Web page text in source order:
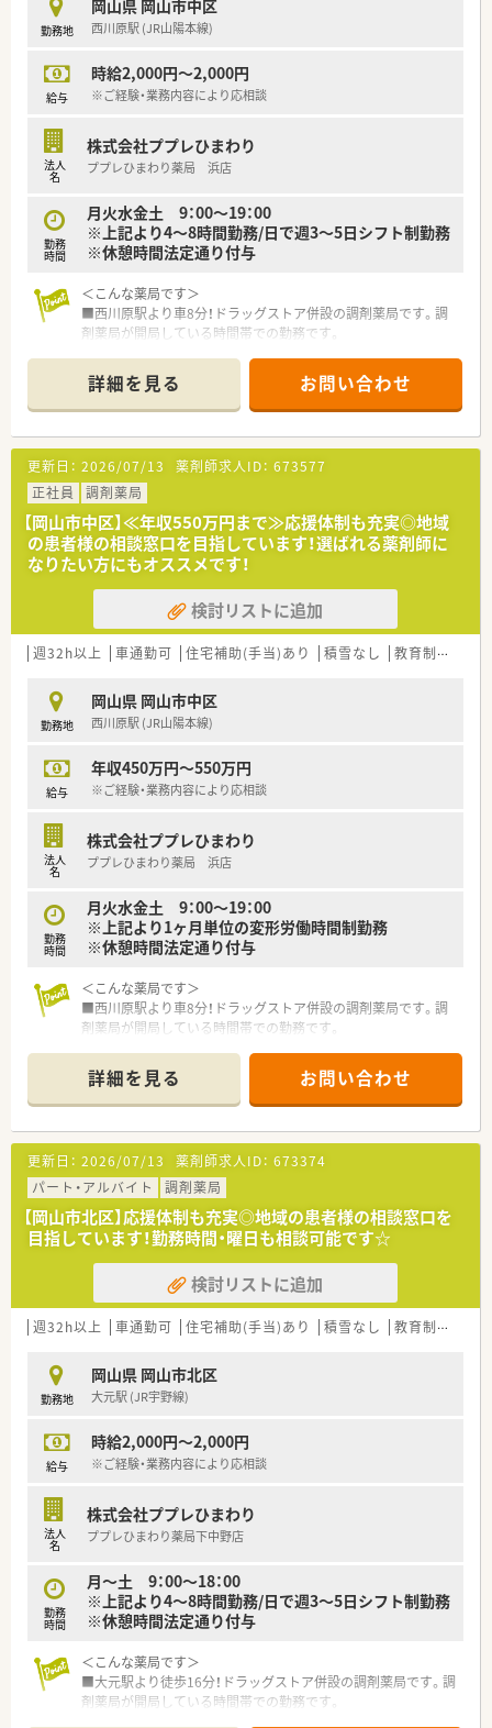
有給取得率も高く、自己啓発休暇も含め、年間120日以上の
休暇取得が可能な法人となります。
＜こんな方にもオススメ＞
■勤務時間や日数の相談をしたい方
等々…
少しでも気になった方はお問い合わせくださいませ！
勤務地
岡山県 岡山市中区
西川原駅 (JR山陽本線)
給与
時給2,000円～2,000円
※ご経験・業務内容により応相談
法人
名
株式会社ププレひまわり
ププレひまわり薬局 浜店
勤務
時間
月火水金土 9：00～19：00
※上記より4～8時間勤務/日で週3～5日シフト制勤務
※休憩時間法定通り付与
＜こんな薬局です＞
■西川原駅より車8分！ドラッグストア併設の調剤薬局です。調
剤薬局が開局している時間帯での勤務です。
す。
■近隣には様々なお店がありお仕事帰りのお買い物にも便利な
立地です。
■岡山市内に複数店舗展開されており応援体制も◎
＜業務内容＞
■広域からの処方箋を応需しています。
＜研修制度＞
■社内外でさまざまな研修をしており、スキルアップできる環境
を整えています。
（例：侵入社員研修・OJT・医薬品研修・薬剤師ベーシック研修・
マネジメント研修・セミナー講師を招いての研修・学会発表
等…）
■地域に根差したドラッグストア・調剤薬局・
ドラッグストア併設型調剤薬局を展開している法人です。
ドラッグストアは現在130店舗展開しておりますが、
今後広島県を中心に調剤併設店を増やしていく方針の法人と
なります。
そのため、街の身近な医療人を目指し、患者様に興味をもって
関われる薬剤師を求めております。
ーを行うなど
「専属薬剤師」としての取り組みを強化しております。
■薬剤師は調剤併設店の対応がメインとなります。
す。
併設店でのご勤務の場合はOTCに関しても身近に学ぶ環境が
ございますので
■基本的には残業が発生しないようなシフト環境を整えており
ます。
有給取得率も高く、自己啓発休暇も含め、年間120日以上の
そのため、公私ともに充実してご勤務して頂く事が可能です。
＜こんな方にもオススメ＞
■OTCも学べる環境で、マルチな薬剤師を目指したい方
■患者様から選ばれる薬剤師としてスキルアップしたい方
等々…
少しでも気になった方はお問い合わせくださいませ
詳細を見る お問い合わせ
更新日： 2026/07/13 薬剤師求人ID： 673577
正社員
調剤薬局
【岡山市中区】≪年収550万円まで≫応援体制も充実◎地域
の患者様の相談窓口を目指しています！選ばれる薬剤師に
なりたい方にもオススメです！
検討リストに追加
週32h以上 車通勤可 住宅補助(手当)あり 積雪なし 教育制度あり
勤務地
岡山県 岡山市中区
西川原駅 (JR山陽本線)
給与
年収450万円～550万円
※ご経験・業務内容により応相談
法人
名
株式会社ププレひまわり
ププレひまわり薬局 浜店
勤務
時間
月火水金土 9：00～19：00
※上記より1ヶ月単位の変形労働時間制勤務
※休憩時間法定通り付与
＜こんな薬局です＞
■西川原駅より車8分！ドラッグストア併設の調剤薬局です。調
剤薬局が開局している時間帯での勤務です。
す。
■近隣には様々なお店がありお仕事帰りのお買い物にも便利な
立地です。
■岡山市内に複数店舗展開されており応援体制も◎
＜業務内容＞
■広域からの処方箋を応需しています。
＜研修制度＞
■社内外でさまざまな研修をしており、スキルアップできる環境
を整えています。
（例：侵入社員研修・OJT・医薬品研修・薬剤師ベーシック研修・
マネジメント研修・セミナー講師を招いての研修・学会発表
等…）
＜法人特徴＞
■地域に根差したドラッグストア・調剤薬局・
ドラッグストア併設型調剤薬局を展開している法人です。
調剤薬局（併設店）は新店予定も含めて15店舗となります。
今後広島県を中心に調剤併設店を増やしていく方針の法人と
■「地域の健康増進に貢献する」をテーマとして運営を行ってお
ります。
そのため、街の身近な医療人を目指し、患者様に興味をもって
薬剤師一人一人が患者様に薬のご提案や服薬指導後のフォロ
ーを行うなど
「専属薬剤師」としての取り組みを強化しております。
そのため、勤務時間帯も調剤薬局の開局時間での勤務となりま
す。
併設店でのご勤務の場合はOTCに関しても身近に学ぶ環境が
詳細を見る お問い合わせ
更新日： 2026/07/13 薬剤師求人ID： 673374
パート・アルバイト
調剤薬局
【岡山市北区】応援体制も充実◎地域の患者様の相談窓口を
目指しています！勤務時間・曜日も相談可能です☆
検討リストに追加
週32h以上 車通勤可 住宅補助(手当)あり 積雪なし 教育制度あり
勤務地
岡山県 岡山市北区
大元駅 (JR宇野線)
給与
時給2,000円～2,000円
※ご経験・業務内容により応相談
法人
名
株式会社ププレひまわり
ププレひまわり薬局下中野店
勤務
時間
月～土 9：00～18：00
※上記より4～8時間勤務/日で週3～5日シフト制勤務
※休憩時間法定通り付与
＜こんな薬局です＞
■大元駅より徒歩16分！ドラッグストア併設の調剤薬局です。調
剤薬局が開局している時間帯での勤務です。